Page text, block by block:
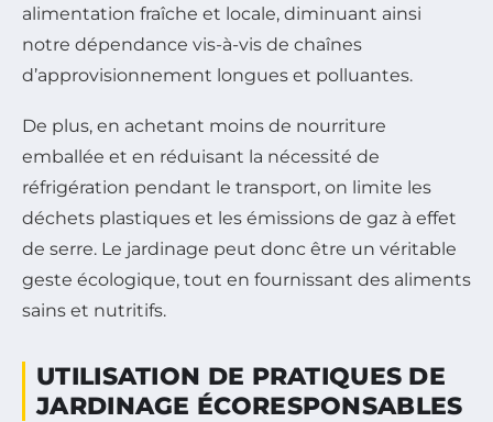
alimentation fraîche et locale, diminuant ainsi
notre dépendance vis-à-vis de chaînes
d’approvisionnement longues et polluantes.
De plus, en achetant moins de nourriture
emballée et en réduisant la nécessité de
réfrigération pendant le transport, on limite les
déchets plastiques et les émissions de gaz à effet
de serre. Le jardinage peut donc être un véritable
geste écologique, tout en fournissant des aliments
sains et nutritifs.
UTILISATION DE PRATIQUES DE
JARDINAGE ÉCORESPONSABLES